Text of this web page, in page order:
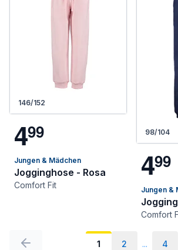
146/152
499
Jungen & Mädchen
Jogginghose - Rosa
Comfort Fit
98/104
499
Jungen &
Comfort
1 2 ... 4